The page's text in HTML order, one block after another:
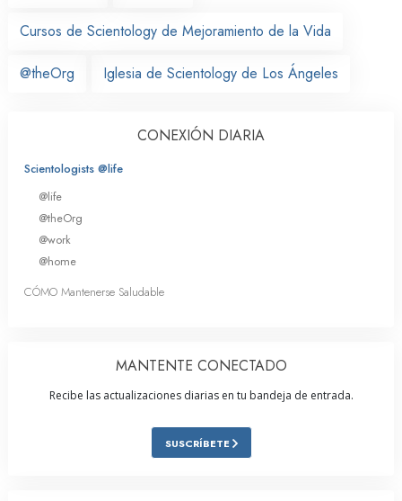
Cursos de Scientology de Mejoramiento de la Vida
@theOrg Iglesia de Scientology de Los Ángeles
CONEXIÓN DIARIA
Scientologists @life
@life
@theOrg
@work
@home
CÓMO Mantenerse Saludable
MANTENTE CONECTADO
Recibe las actualizaciones diarias en tu bandeja de entrada.
SUSCRÍBETE